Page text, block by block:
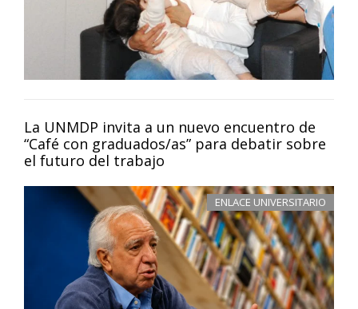
La UNMDP invita a un nuevo encuentro de
“Café con graduados/as” para debatir sobre
el futuro del trabajo
ENLACE UNIVERSITARIO